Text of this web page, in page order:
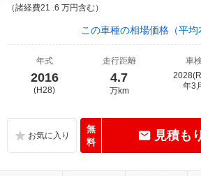
（諸経費21 .6 万円含む）
この車種の相場価格（平均
年式
2016
(H28)
走行距離
4.7
万km
車検
年3
無
料
見積も